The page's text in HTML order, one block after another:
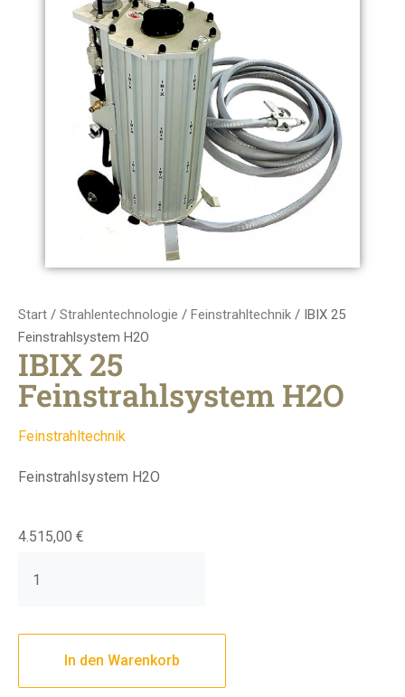
Start / Strahlentechnologie / Feinstrahltechnik / IBIX 25
Feinstrahlsystem H2O
IBIX 25
Feinstrahlsystem H2O
Feinstrahltechnik
Feinstrahlsystem H2O
4.515,00 €
In den Warenkorb